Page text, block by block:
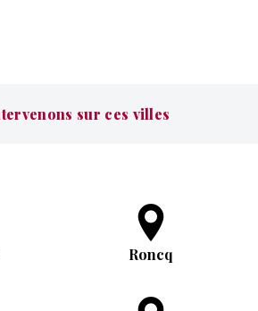
sur ces villes
Roncq